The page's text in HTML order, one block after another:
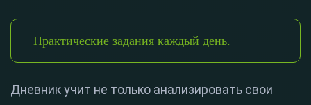
Практические задания каждый день.
Дневник учит не только анализировать свои